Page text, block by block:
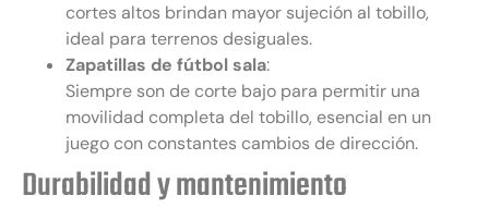
cortes altos brindan mayor sujeción al tobillo,
ideal para terrenos desiguales.
Zapatillas de fútbol sala:
Siempre son de corte bajo para permitir una
movilidad completa del tobillo, esencial en un
juego con constantes cambios de dirección.
Durabilidad y mantenimiento